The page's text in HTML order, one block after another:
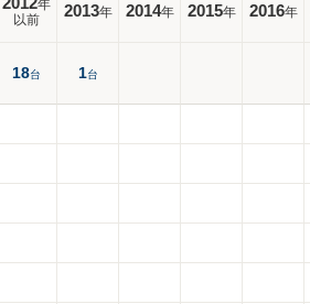
年
以前
2013年 2014年 2015年 2016年
18台 1台